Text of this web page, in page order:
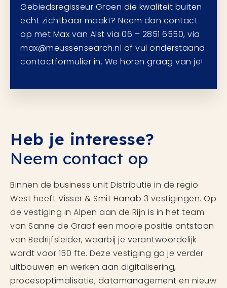
Gebiedsregisseur Groen die kwaliteit buiten
echt zichtbaar maakt? Neem dan contact
op met Max van Alst via 06 – 2851 6550, via
max@meussensearch.nl of vul onderstaand
contactformulier in. We horen graag van je!
Heb je interesse?
Neem contact op
Binnen de business unit Distributie in de regio
West heeft Visser & Smit Hanab 3 vestigingen. Op
de vestiging in Alpen aan de Rijn is in het team
van Sanne de Graaf een mooie positie ontstaan
van Bedrijfsleider, waarbij je verantwoordelijk
wordt voor 150 fte. Deze vestiging ga je verder
uitbouwen en werken aan digitalisering,
procesoptimalisatie, datamanagement en nieuw